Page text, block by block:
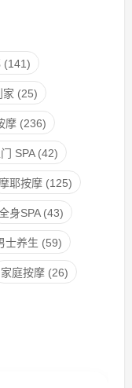
(141)
家 (25)
摩(236)
门 SPA(42)
摩耶按摩(125)
身SPA(43)
士养生 (59)
家庭按摩(26)